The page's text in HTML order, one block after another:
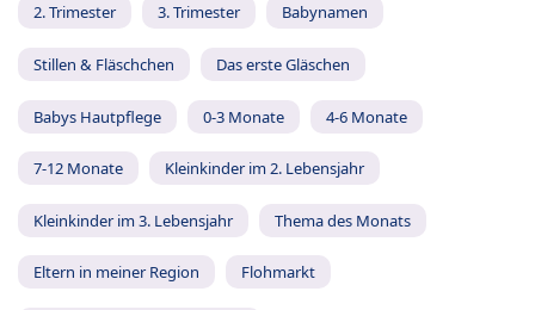
2. Trimester 3. Trimester Babynamen
Stillen & Fläschchen Das erste Gläschen
Babys Hautpflege 0-3 Monate 4-6 Monate
7-12 Monate Kleinkinder im 2. Lebensjahr
Kleinkinder im 3. Lebensjahr Thema des Monats
Eltern in meiner Region Flohmarkt